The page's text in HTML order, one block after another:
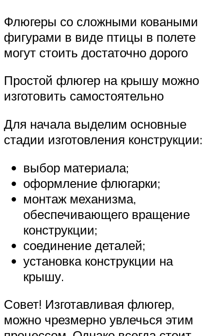
Флюгеры со сложными коваными
фигурами в виде птицы в полете
могут стоить достаточно дорого
Простой флюгер на крышу можно
изготовить самостоятельно
Для начала выделим основные
стадии изготовления конструкции:
выбор материала;
оформление флюгарки;
монтаж механизма,
обеспечивающего вращение
конструкции;
соединение деталей;
установка конструкции на
крышу.
Совет! Изготавливая флюгер,
можно чрезмерно увлечься этим